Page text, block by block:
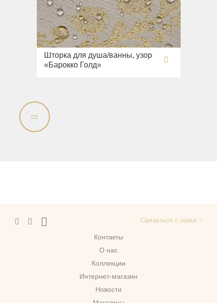
Шторка для душа/ванны, узор
«Барокко Голд»
Контакты
О нас
Коллекции
Интернет-магазин
Новости
Связаться с нами